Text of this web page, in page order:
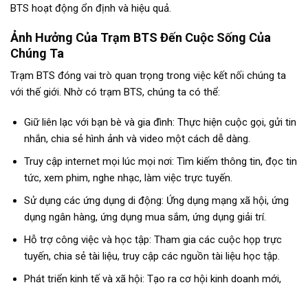
BTS hoạt động ổn định và hiệu quả.
Ảnh Hưởng Của Trạm BTS Đến Cuộc Sống Của
Chúng Ta
Trạm BTS đóng vai trò quan trọng trong việc kết nối chúng ta
với thế giới. Nhờ có trạm BTS, chúng ta có thể:
Giữ liên lạc với bạn bè và gia đình: Thực hiện cuộc gọi, gửi tin
nhắn, chia sẻ hình ảnh và video một cách dễ dàng.
Truy cập internet mọi lúc mọi nơi: Tìm kiếm thông tin, đọc tin
tức, xem phim, nghe nhạc, làm việc trực tuyến.
Sử dụng các ứng dụng di động: Ứng dụng mạng xã hội, ứng
dụng ngân hàng, ứng dụng mua sắm, ứng dụng giải trí.
Hỗ trợ công việc và học tập: Tham gia các cuộc họp trực
tuyến, chia sẻ tài liệu, truy cập các nguồn tài liệu học tập.
Phát triển kinh tế và xã hội: Tạo ra cơ hội kinh doanh mới,